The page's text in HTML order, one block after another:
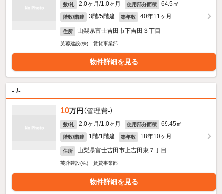
敷/礼 2.0ヶ月/1.0ヶ月 使用部分面積 64.5㎡
階数/階建 3階/5階建 築年数 40年11ヶ月
住所 山梨県富士吉田市下吉田３丁目
芙蓉建設(株) 賃貸事業部
物件詳細を見る
- /-
10万円 （管理費-）
敷/礼 2.0ヶ月/1.0ヶ月 使用部分面積 69.45㎡
階数/階建 1階/1階建 築年数 18年10ヶ月
住所 山梨県富士吉田市上吉田東７丁目
芙蓉建設(株) 賃貸事業部
物件詳細を見る